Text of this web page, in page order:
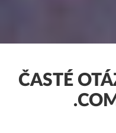
ČASTÉ